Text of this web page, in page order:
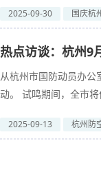
2025-09-30 国庆杭
热点访谈：杭州9
从杭州市国防动员办
动。 试鸣期间，全市
2025-09-13 杭州防